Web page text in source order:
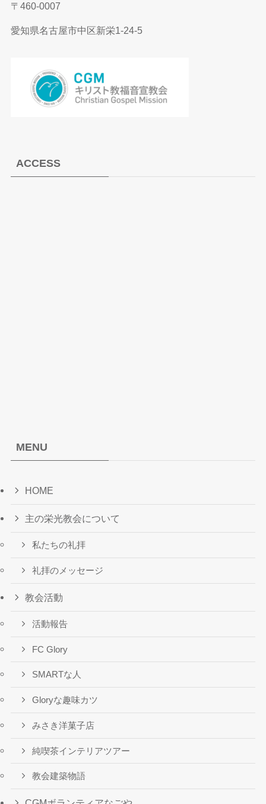
〒460-0007
愛知県名古屋市中区新栄1-24-5
ACCESS
MENU
HOME
主の栄光教会について
私たちの礼拝
礼拝のメッセージ
教会活動
活動報告
FC Glory
SMARTな人
Gloryな趣味カツ
みさき洋菓子店
純喫茶インテリアツアー
教会建築物語